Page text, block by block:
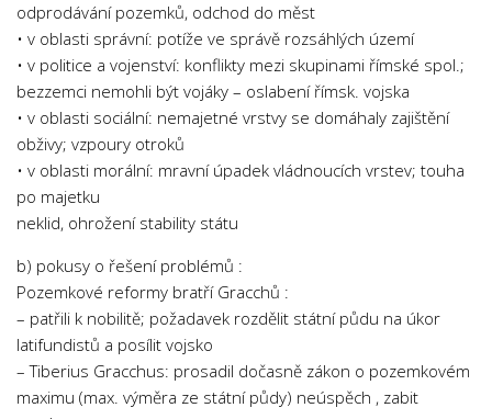
odprodávání pozemků, odchod do měst
• v oblasti správní: potíže ve správě rozsáhlých území
• v politice a vojenství: konflikty mezi skupinami římské spol.;
bezzemci nemohli být vojáky – oslabení římsk. vojska
• v oblasti sociální: nemajetné vrstvy se domáhaly zajištění
obživy; vzpoury otroků
• v oblasti morální: mravní úpadek vládnoucích vrstev; touha
po majetku
neklid, ohrožení stability státu
b) pokusy o řešení problémů :
Pozemkové reformy bratří Gracchů :
– patřili k nobilitě; požadavek rozdělit státní půdu na úkor
latifundistů a posílit vojsko
– Tiberius Gracchus: prosadil dočasně zákon o pozemkovém
maximu (max. výměra ze státní půdy) neúspěch , zabit